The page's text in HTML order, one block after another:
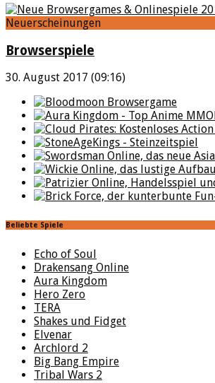
Neuerscheinungen
Browserspiele
30. August 2017 (09:16)
Beliebte Spiele
Echo of Soul
Drakensang Online
Aura Kingdom
Hero Zero
TERA
Shakes und Fidget
Elvenar
Archlord 2
Big Bang Empire
Tribal Wars 2